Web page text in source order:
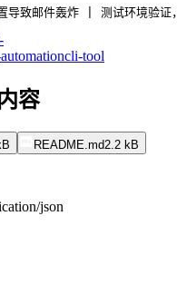
致邮件轰炸 | 测试环境验证
cli-tool
容
README.md2.2 kB
json